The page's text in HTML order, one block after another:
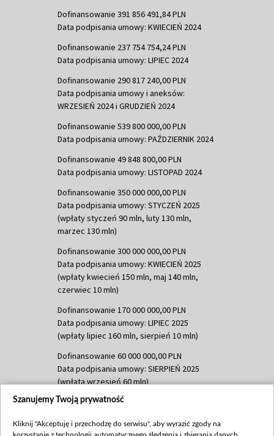
Dofinansowanie 391 856 491,84 PLN
Data podpisania umowy: KWIECIEŃ 2024
Dofinansowanie 237 754 754,24 PLN
Data podpisania umowy: LIPIEC 2024
Dofinansowanie 290 817 240,00 PLN
Data podpisania umowy i aneksów:
WRZESIEŃ 2024 i GRUDZIEŃ 2024
Dofinansowanie 539 800 000,00 PLN
Data podpisania umowy: PAŹDZIERNIK 2024
Dofinansowanie 49 848 800,00 PLN
Data podpisania umowy: LISTOPAD 2024
Dofinansowanie 350 000 000,00 PLN
Data podpisania umowy: STYCZEŃ 2025
(wpłaty styczeń 90 mln, luty 130 mln,
marzec 130 mln)
Dofinansowanie 300 000 000,00 PLN
Data podpisania umowy: KWIECIEŃ 2025
(wpłaty kwiecień 150 mln, maj 140 mln,
czerwiec 10 mln)
Dofinansowanie 170 000 000,00 PLN
Data podpisania umowy: LIPIEC 2025
(wpłaty lipiec 160 mln, sierpień 10 mln)
Dofinansowanie 60 000 000,00 PLN
Data podpisania umowy: SIERPIEŃ 2025
(wpłata wrzesień 60 mln)
Dofinansowanie 635 783 051,21 PLN
(wpłata wrzesień 100 mln, październik 350
Szanujemy Twoją prywatność
Kliknij "Akceptuję i przechodzę do serwisu", aby wyrazić zgody na